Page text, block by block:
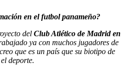
en el futbol panameño?
del Club Atlético de Madrid en
ya con muchos jugadores de
que es un país que su biotipo de
deporte.